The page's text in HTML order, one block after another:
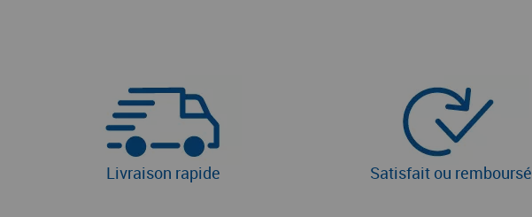
Livraison rapide Satisfait ou remboursé